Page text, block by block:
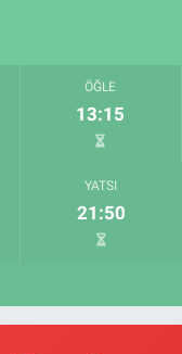
ÖĞLE
13:15
YATSI
21:50